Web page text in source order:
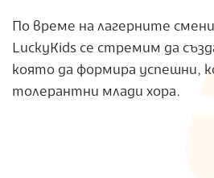
По време на лагерните
LuckyKids се стремим да
която да формира успешни,
толерантни млади хора.